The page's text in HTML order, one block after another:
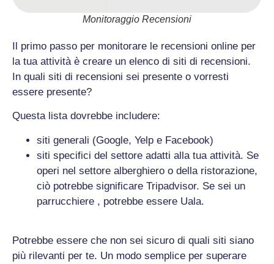
Monitoraggio Recensioni
Il primo passo per monitorare le recensioni online per
la tua attività è creare un elenco di siti di recensioni.
In quali siti di recensioni sei presente o vorresti
essere presente?
Questa lista dovrebbe includere:
siti generali (Google, Yelp e Facebook)
siti specifici del settore adatti alla tua attività. Se
operi nel settore alberghiero o della ristorazione,
ciò potrebbe significare Tripadvisor. Se sei un
parrucchiere , potrebbe essere Uala.
Potrebbe essere che non sei sicuro di quali siti siano
più rilevanti per te. Un modo semplice per superare